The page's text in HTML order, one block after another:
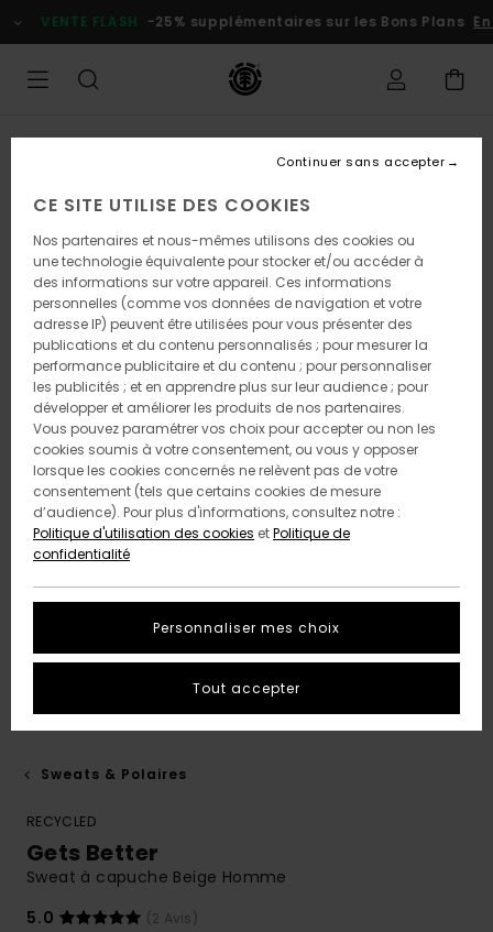
l'information
VENTE FLASH -25% supplémentaires sur les Bons Plans
Sweats & Polaires
RECYCLED
Gets Better
Sweat à capuche Beige Homme
5.0
(2 Avis)
CE SITE UTILISE DES COOKIES
Nos partenaires et nous-mêmes utilisons des cookies ou
une technologie équivalente pour stocker et/ou accéder à
des informations sur votre appareil. Ces informations
personnelles (comme vos données de navigation et votre
adresse IP) peuvent être utilisées pour vous présenter des
publications et du contenu personnalisés ; pour mesurer la
performance publicitaire et du contenu ; pour personnaliser
les publicités ; et en apprendre plus sur leur audience ; pour
développer et améliorer les produits de nos partenaires.
Vous pouvez paramétrer vos choix pour accepter ou non les
cookies soumis à votre consentement, ou vous y opposer
lorsque les cookies concernés ne relèvent pas de votre
consentement (tels que certains cookies de mesure
d’audience). Pour plus d'informations, consultez notre :
Politique d'utilisation des cookies etPolitique de
confidentialité
Personnaliser mes choix
Continuer sans accepter
Tout accepter